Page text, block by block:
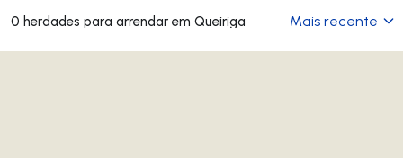
0 herdades para arrendar em Queiriga Mais recente